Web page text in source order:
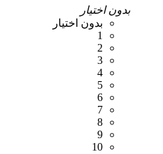
بدون اختيار
بدون اختيار
1
2
3
4
5
6
7
8
9
10